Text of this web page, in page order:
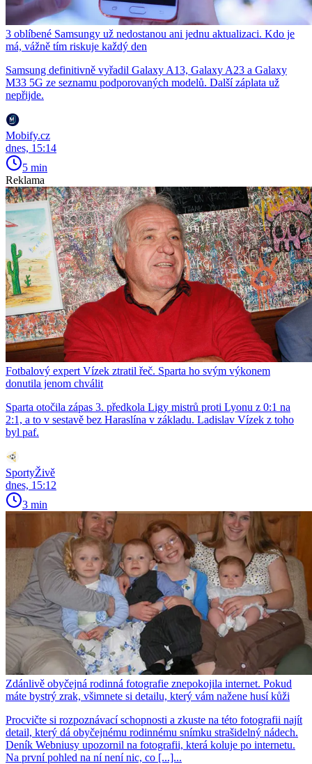
3 oblíbené Samsungy už nedostanou ani jednu aktualizaci. Kdo je
má, vážně tím riskuje každý den
Samsung definitivně vyřadil Galaxy A13, Galaxy A23 a Galaxy
M33 5G ze seznamu podporovaných modelů. Další záplata už
nepřijde.
Mobify.cz
dnes, 15:14
5 min
Reklama
Fotbalový expert Vízek ztratil řeč. Sparta ho svým výkonem
donutila jenom chválit
Sparta otočila zápas 3. předkola Ligy mistrů proti Lyonu z 0:1 na
2:1, a to v sestavě bez Haraslína v základu. Ladislav Vízek z toho
byl paf.
SportyŽivě
dnes, 15:12
3 min
Zdánlivě obyčejná rodinná fotografie znepokojila internet. Pokud
máte bystrý zrak, všimnete si detailu, který vám nažene husí kůži
Procvičte si rozpoznávací schopnosti a zkuste na této fotografii najít
detail, který dá obyčejnému rodinnému snímku strašidelný nádech.
Deník Webniusy upozornil na fotografii, která koluje po internetu.
Na první pohled na ní není nic, co [...]...